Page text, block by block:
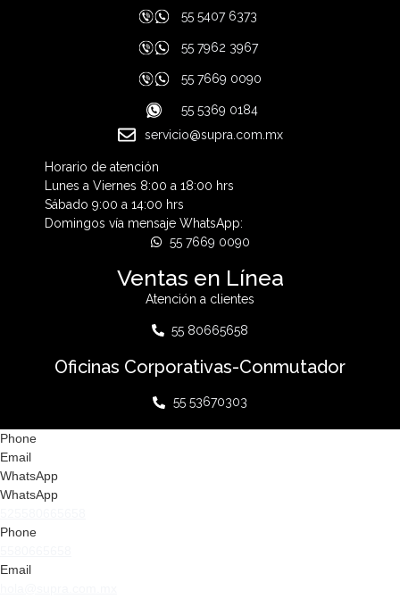
55 5407 6373
55 7962 3967
55 7669 0090
55 5369 0184
servicio@supra.com.mx
Horario de atención
Lunes a Viernes 8:00 a 18:00 hrs
Sábado 9:00 a 14:00 hrs
Domingos vía mensaje WhatsApp:
55 7669 0090
Ventas en Línea
Atención a clientes
55 80665658
Oficinas Corporativas-Conmutador
55 53670303
Phone
Email
WhatsApp
WhatsApp
Phone
Email